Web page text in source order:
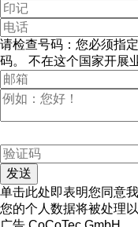
请检查号码：您必须指
码。
不在这个国家开展
单击此处即表明您同意
您的个人数据将被处理